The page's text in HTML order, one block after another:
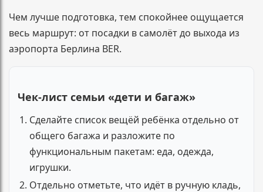
Чем лучше подготовка, тем спокойнее ощущается
весь маршрут: от посадки в самолёт до выхода из
аэропорта Берлина BER.
Чек-лист семьи «дети и багаж»
Сделайте список вещёй ребёнка отдельно от
общего багажа и разложите по
функциональным пакетам: еда, одежда,
игрушки.
Отдельно отметьте, что идёт в ручную кладь,